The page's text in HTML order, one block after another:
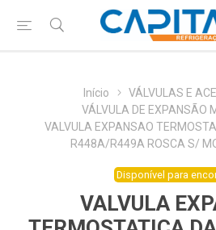
Início
VÁLVULAS E
VÁLVULA DE EXPANSÃO
VALVULA EXPANSAO
R448A/R449A ROSCA S/
Disponível para
VALVULA